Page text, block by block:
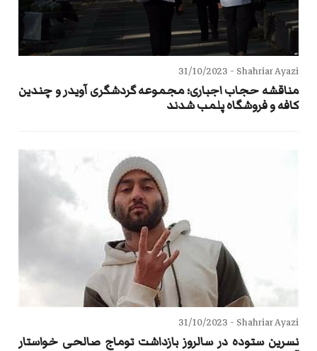
Shahriar Ayazi -
31/10/2023
مناقشه حجاب اجباری؛ مجموعه گردشگری آویدر و چندین
کافه و فروشگاه پلمب شدند
Shahriar Ayazi -
31/10/2023
نسرین ستوده در سالروز بازداشت توماج صالحی خواستار